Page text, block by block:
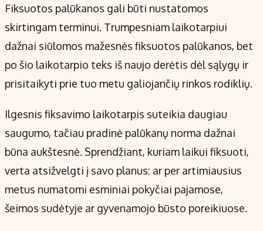
Fiksuotos palūkanos gali būti nustatomos
skirtingam terminui. Trumpesniam laikotarpiui
dažnai siūlomos mažesnės fiksuotos palūkanos, bet
po šio laikotarpio teks iš naujo derėtis dėl sąlygų ir
prisitaikyti prie tuo metu galiojančių rinkos rodiklių.
Ilgesnis fiksavimo laikotarpis suteikia daugiau
saugumo, tačiau pradinė palūkanų norma dažnai
būna aukštesnė. Sprendžiant, kuriam laikui fiksuoti,
verta atsižvelgti į savo planus: ar per artimiausius
metus numatomi esminiai pokyčiai pajamose,
šeimos sudėtyje ar gyvenamojo būsto poreikiuose.